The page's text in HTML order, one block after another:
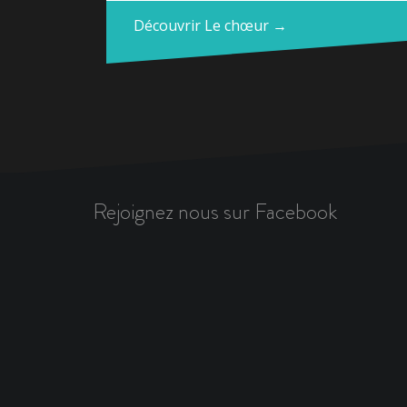
Découvrir Le chœur →
Rejoignez nous sur Facebook